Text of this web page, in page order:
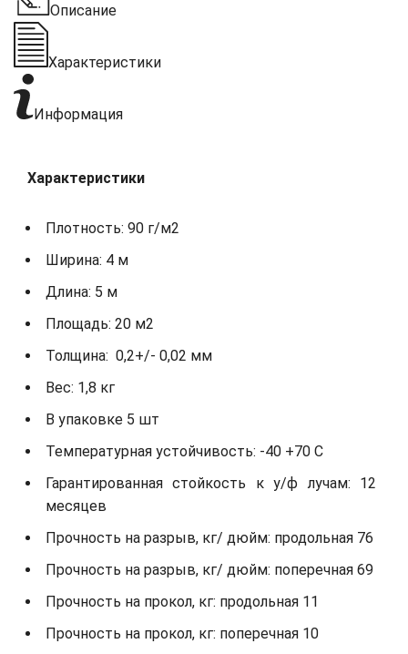
Описание
Характеристики
Информация
Характеристики
Плотность: 90 г/м2
Ширина: 4 м
Длина: 5 м
Площадь: 20 м2
Толщина: 0,2+/- 0,02 мм
Вес: 1,8 кг
В упаковке 5 шт
Температурная устойчивость: -40 +70 С
Гарантированная стойкость к у/ф лучам: 12
месяцев
Прочность на разрыв, кг/ дюйм: продольная 76
Прочность на разрыв, кг/ дюйм: поперечная 69
Прочность на прокол, кг: продольная 11
Прочность на прокол, кг: поперечная 10